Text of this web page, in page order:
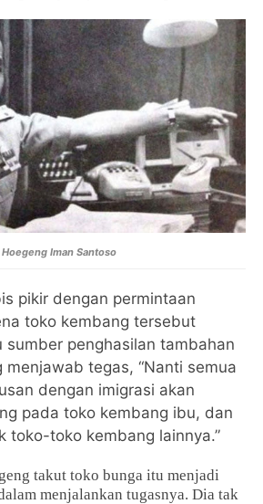
Hoegeng Iman Santoso
pikir dengan permintaan
toko kembang tersebut
sumber penghasilan tambahan
menjawab tegas, “Nanti semua
dengan imigrasi akan
pada toko kembang ibu, dan
toko-toko kembang lainnya.”
takut toko bunga itu menjadi
menjalankan tugasnya. Dia tak